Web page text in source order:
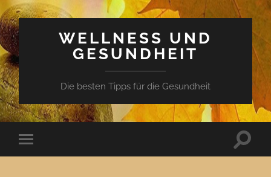
WELLNESS UND
GESUNDHEIT
Die besten Tipps für die Gesundheit
Mobile-
Menü